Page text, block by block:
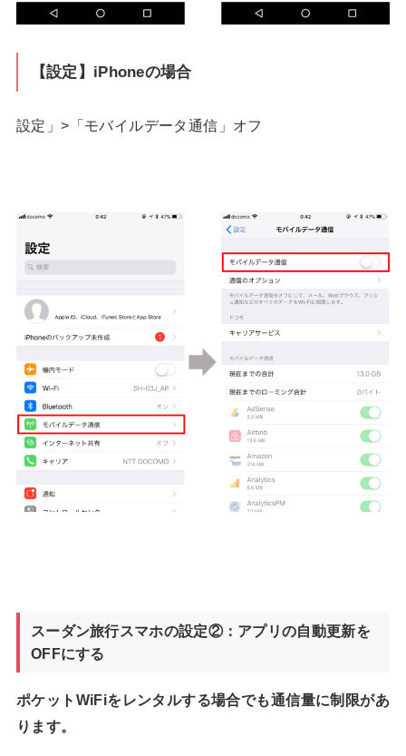
【設定】iPhoneの場合
設定」>「モバイルデータ通信」オフ
スーダン旅行スマホの設定②：アプリの自動更新を
OFFにする
ポケットWiFiをレンタルする場合でも通信量に制限があ
ります。